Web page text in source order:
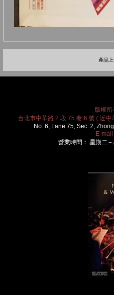
產品
版權
台北市中華路 2 段 75 巷 6 號 ( 近
No. 6, Lane 75, Sec. 2,
E-mail
營業時間： 星期二